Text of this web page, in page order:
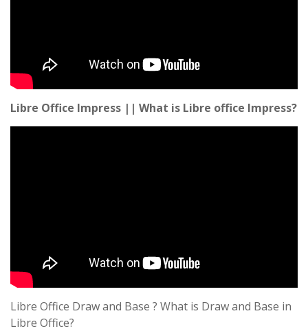
Libre Office Impress || What is Libre office Impress?
Libre Office Draw and Base ? What is Draw and Base in
Libre Office?